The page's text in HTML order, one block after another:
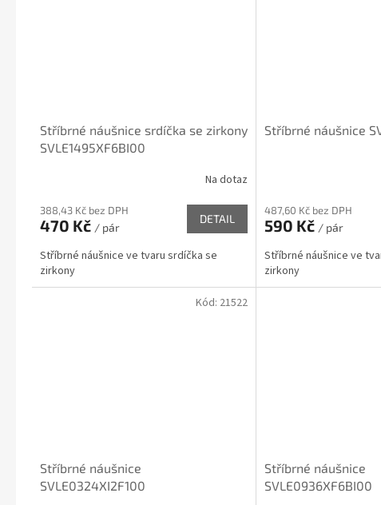
Stříbrné náušnice srdíčka se zirkony
SVLE1495XF6BI00
Na dotaz
388,43 Kč bez DPH
470 Kč / pár
DETAIL
Stříbrné náušnice ve tvaru srdíčka se
zirkony
Stříbrné náušnice
487,60 Kč bez DPH
590 Kč / pár
Stříbrné náušnice ve
zirkony
Stříbrné náušnice
SVLE0324XI2F100
Kód: 21522
Stříbrné náušnice
SVLE0936XF6BI00